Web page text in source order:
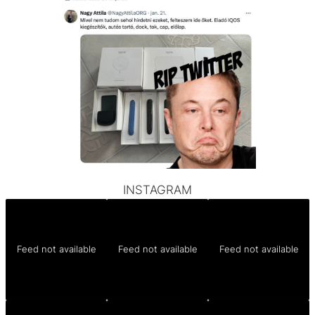
INSTAGRAM
Feed not available Feed not available Feed not available